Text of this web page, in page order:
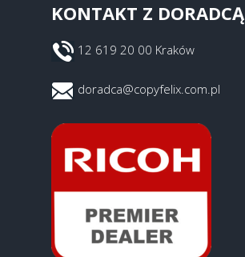
KONTAKT Z DORADCĄ
12 619 20 00 Kraków
doradca@copyfelix.com.pl